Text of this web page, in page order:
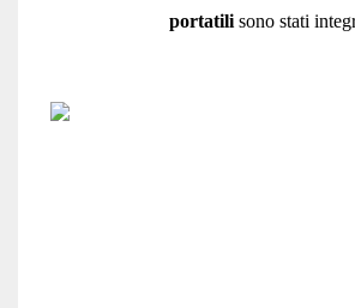
portatili sono stati